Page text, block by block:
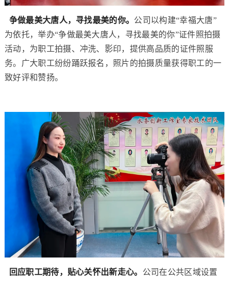
争做最美大唐人，寻找最美的你。 公司以构建“幸福大唐”
为依托，举办“争做最美大唐人，寻找最美的你”证件照拍摄
活动，为职工拍摄、冲洗、影印，提供高品质的证件照服
务。广大职工纷纷踊跃报名，照片的拍摄质量获得职工的一
致好评和赞扬。
回应职工期待，贴心关怀出新走心。 公司在公共区域设置